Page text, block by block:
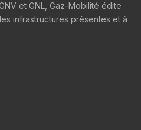
et GNL, Gaz-Mobilité édite
infrastructures présentes et à